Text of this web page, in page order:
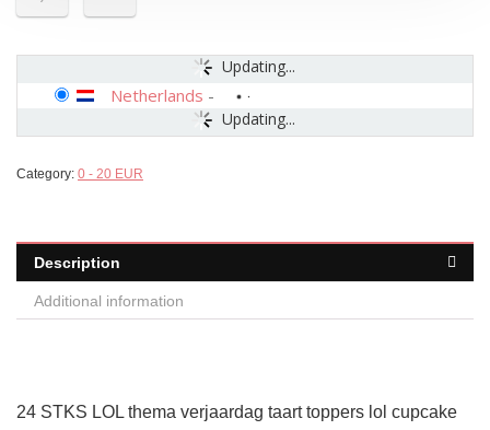
Updating...
Updating...
Netherlands -
Category: 0 - 20 EUR
Description
Additional information
24 STKS LOL thema verjaardag taart toppers lol cupcake